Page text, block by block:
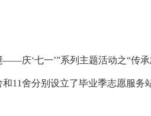
庆‘七一’”系列主题活动之“传
11舍分别设立了毕业季志愿服务